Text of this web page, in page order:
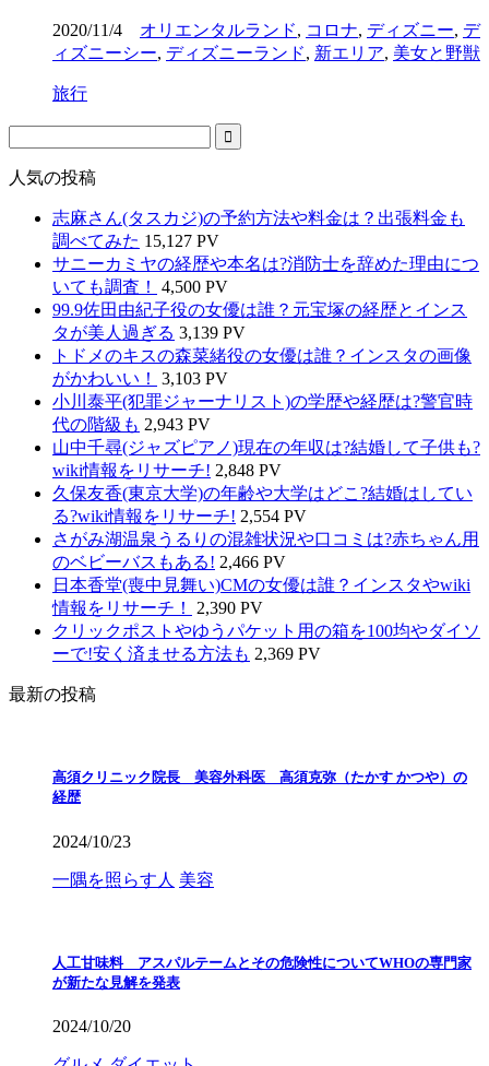
2020/11/4 オリエンタルランド, コロナ, ディズニー, デ
ィズニーシー, ディズニーランド, 新エリア, 美女と野獣
旅行
人気の投稿
志麻さん(タスカジ)の予約方法や料金は？出張料金も
調べてみた 15,127 PV
サニーカミヤの経歴や本名は?消防士を辞めた理由につ
いても調査！
4,500 PV
99.9佐田由紀子役の女優は誰？元宝塚の経歴とインス
タが美人過ぎる 3,139 PV
トドメのキスの森菜緒役の女優は誰？インスタの画像
がかわいい！
3,103 PV
小川泰平(犯罪ジャーナリスト)の学歴や経歴は?警官時
代の階級も 2,943 PV
山中千尋(ジャズピアノ)現在の年収は?結婚して子供も?
wiki情報をリサーチ! 2,848 PV
久保友香(東京大学)の年齢や大学はどこ?結婚はしてい
る?wiki情報をリサーチ! 2,554 PV
さがみ湖温泉うるりの混雑状況や口コミは?赤ちゃん用
のベビーバスもある! 2,466 PV
日本香堂(喪中見舞い)CMの女優は誰？インスタやwiki
情報をリサーチ！
2,390 PV
クリックポストやゆうパケット用の箱を100均やダイソ
ーで!安く済ませる方法も 2,369 PV
最新の投稿
高須クリニック院長 美容外科医 高須克弥（たかす かつや）の
経歴
2024/10/23
一隅を照らす人 美容
人工甘味料 アスパルテームとその危険性についてWHOの専門家
が新たな見解を発表
2024/10/20